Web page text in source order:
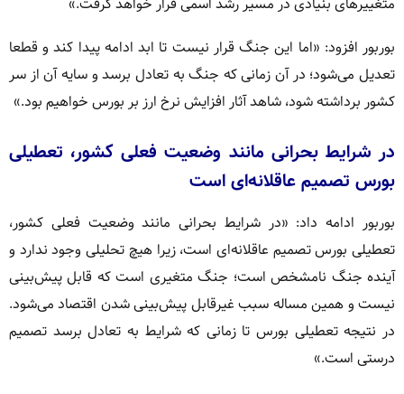
بوربور افزود: «اما این جنگ قرار نیست تا ابد ادامه پیدا کند و قطعا
تعدیل می‌شود؛ در آن زمانی که جنگ به تعادل برسد و سایه آن از سر
کشور برداشته شود، شاهد آثار افزایش نرخ ارز بر بورس خواهیم بود.»
در شرایط بحرانی مانند وضعیت فعلی کشور، تعطیلی
بورس تصمیم عاقلانه‌ای است
بوربور ادامه داد: «در شرایط بحرانی مانند وضعیت فعلی کشور،
تعطیلی بورس تصمیم عاقلانه‌ای است، زیرا هیچ تحلیلی وجود ندارد و
آینده جنگ نامشخص است؛ جنگ متغیری است که قابل پیش‌بینی
نیست و همین مساله سبب غیرقابل پیش‌بینی شدن اقتصاد می‌شود.
در نتیجه تعطیلی بورس تا زمانی که شرایط به تعادل برسد تصمیم
درستی است.»